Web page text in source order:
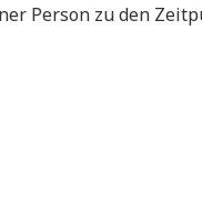
Person zu den